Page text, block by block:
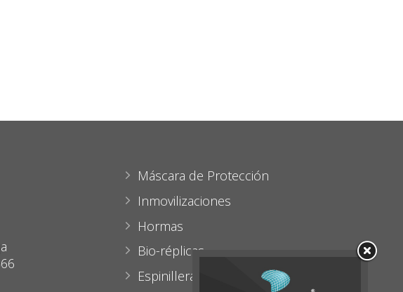
Máscara de Protección
Inmovilizaciones
Hormas
Bio-réplicas
Espinilleras